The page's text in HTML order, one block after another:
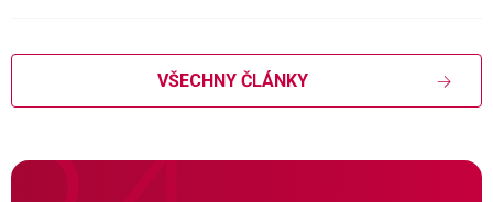
VŠECHNY ČLÁNKY